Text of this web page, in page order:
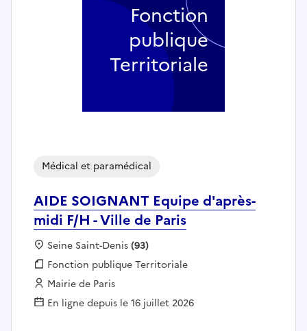
AIDE SOIGNANT Equipe d'après-
midi F/H - Ville de Paris
Médical et paramédical
Localisation :
Seine Saint-Denis(93)
Fonction publique :
Fonction publique Territoriale
Employeur :
Mairie de Paris
En ligne depuis le 16 juillet 2026
Fonction
publique
Territoriale